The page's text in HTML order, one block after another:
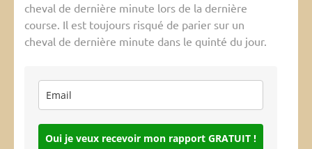
cheval de dernière minute lors de la dernière
course. Il est toujours risqué de parier sur un
cheval de dernière minute dans le quinté du jour.
Oui je veux recevoir mon rapport GRATUIT !